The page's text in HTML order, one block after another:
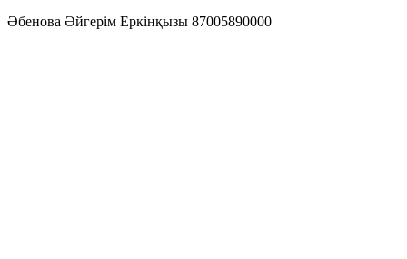
Әбенова Әйгерім Еркінқызы 87005890000